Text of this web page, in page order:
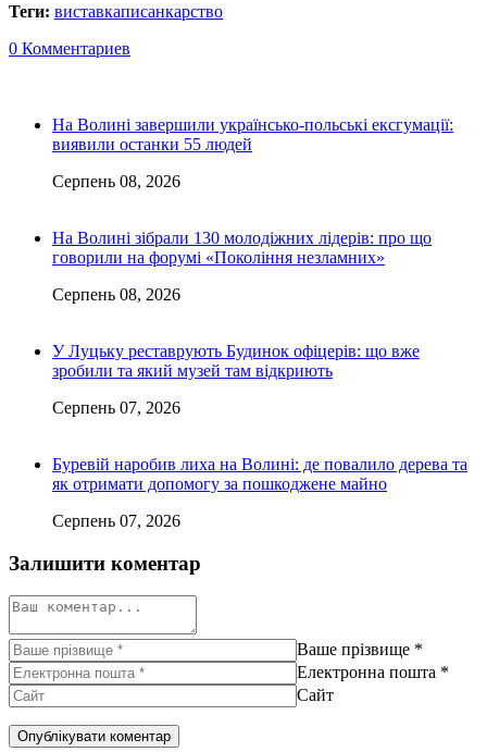
Теги: виставкаписанкарство
0 Комментариев
На Волині завершили українсько-польські ексгумації:
виявили останки 55 людей
Серпень 08, 2026
На Волині зібрали 130 молодіжних лідерів: про що
говорили на форумі «Покоління незламних»
Серпень 08, 2026
У Луцьку реставрують Будинок офіцерів: що вже
зробили та який музей там відкриють
Серпень 07, 2026
Буревій наробив лиха на Волині: де повалило дерева та
як отримати допомогу за пошкоджене майно
Серпень 07, 2026
Залишити коментар
Ваше прізвище *
Електронна пошта *
Сайт